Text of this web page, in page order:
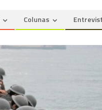
Colunas